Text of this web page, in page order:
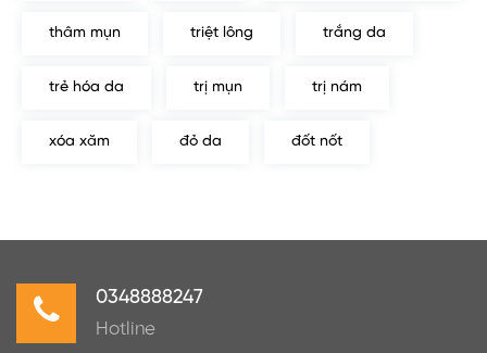
thâm mụn triệt lông trắng da
trẻ hóa da trị mụn trị nám
xóa xăm đỏ da đốt nốt
0348888247
Hotline